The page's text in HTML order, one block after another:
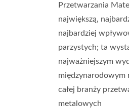
Przetwarzania
największą,
najbardziej
parzystych; ta
najważniejszym
międzynarodowym
całej branży
metalowych